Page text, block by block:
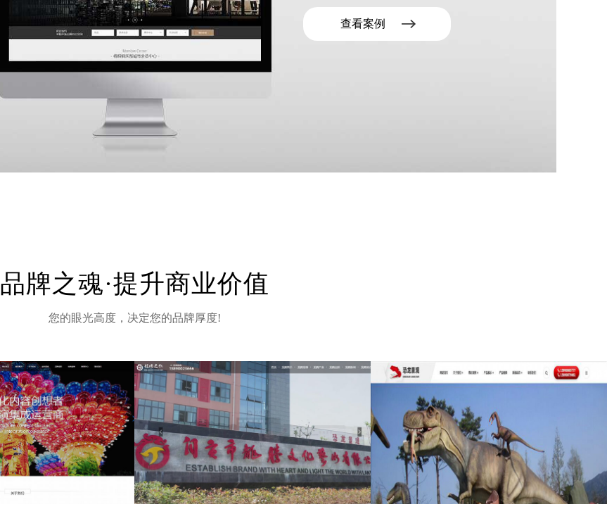
查看案例
品牌之魂·提升商业价值
您的眼光高度，决定您的品牌厚度!